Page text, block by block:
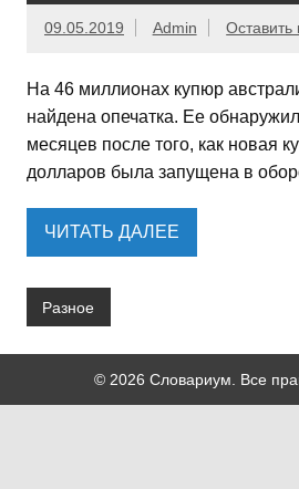
09.05.2019 Admin Оставить
На 46 миллионах купюр
найдена опечатка. Ее
месяцев после того, как новая
долларов была запущена в
ЧИТАТЬ ДАЛЕЕ
Разное
© 2026 Словариум. Все